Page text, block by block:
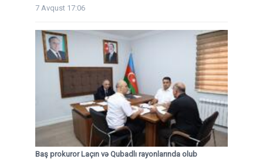
7 Avqust 17:06
Baş prokuror Laçın və Qubadlı rayonlarında olub